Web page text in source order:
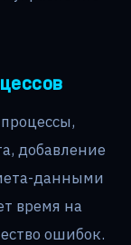
добавление
данными
время на
ошибок.